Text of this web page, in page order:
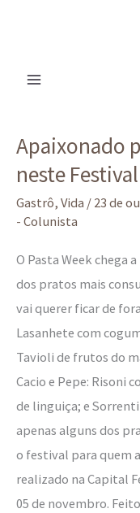
Apaixonado
neste Festival
Gastrô, Vida / 23 de
- Colunista
O Pasta Week chega
dos pratos mais
vai querer ficar de
Lasanhete com
Tavioli de frutos do
Cacio e Pepe: Risoni
de linguiça; e
apenas alguns dos
o festival para quem
realizado na Capital
05 de novembro.
por
macarrão?
Se
liga
Festival